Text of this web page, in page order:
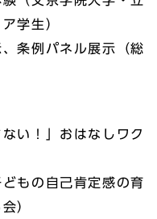
学生）
条例パネル展示（総
い！」おはなしワク
もの自己肯定感の育
）